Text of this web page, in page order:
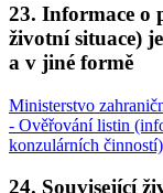
23. Informace o
životní situace)
a v jiné formě
Ministerstvo
- Ověřování listin
konzulárních činností)
24. Související